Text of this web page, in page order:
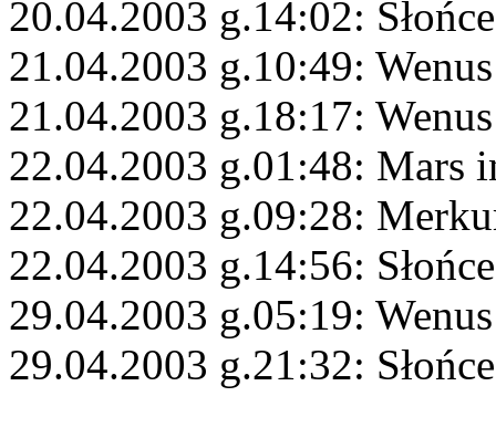
20.04.2003 g.14:02:
21.04.2003 g.10:49:
21.04.2003 g.18:17:
22.04.2003 g.01:48: Mars
22.04.2003 g.09:28:
22.04.2003 g.14:56:
29.04.2003 g.05:19:
29.04.2003 g.21:32: